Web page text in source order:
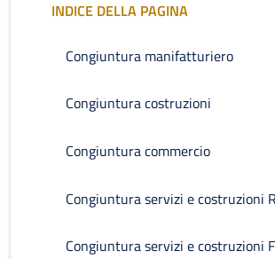
INDICE DELLA PAGINA
Congiuntura manifatturiero
Congiuntura costruzioni
Congiuntura commercio
Congiuntura servizi e costruzioni
Congiuntura servizi e costruzioni